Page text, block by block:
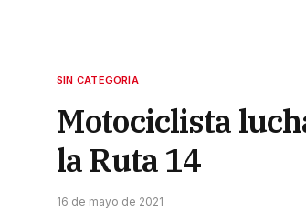
SIN CATEGORÍA
Motociclista
la Ruta 14
16 de mayo de 2021